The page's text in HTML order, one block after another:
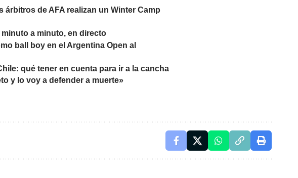
de AFA realizan un Winter Camp
a minuto, en directo
ball boy en el Argentina Open al
qué tener en cuenta para ir a la cancha
y lo voy a defender a muerte»